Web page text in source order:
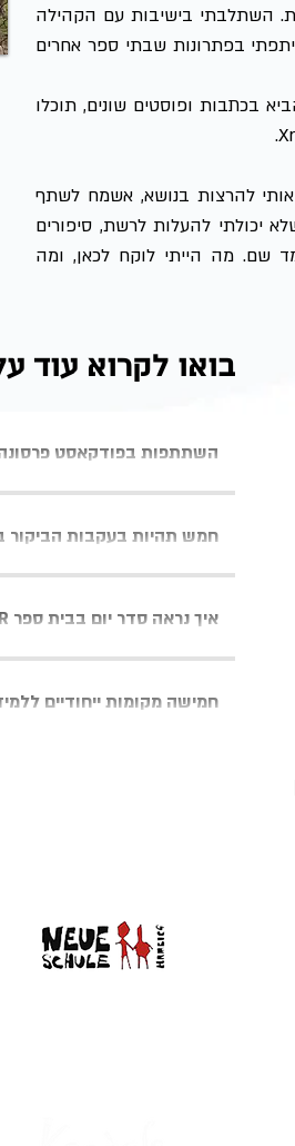
השתלבתי בישיבות עם הקהילה
בפתרונות שבתי ספר אחרים
בכתבות ופוסטים שונים, תוכלו
.
להרצות בנושא, אשמח לשתף
יכולתי להעלות לרשת, סיפורים
שם. מה הייתי לוקח לכאן, ומה
בואו לקרוא עוד
השתתפות בפודקאסט
חמש תהיות בעקבות הביקור
איך נראה סדר יום בבית ספר TEAL TOWER
חמישה מקומות ייחודיים